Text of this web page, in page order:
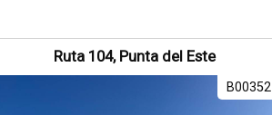
Ruta 104, Punta del Este
B00352